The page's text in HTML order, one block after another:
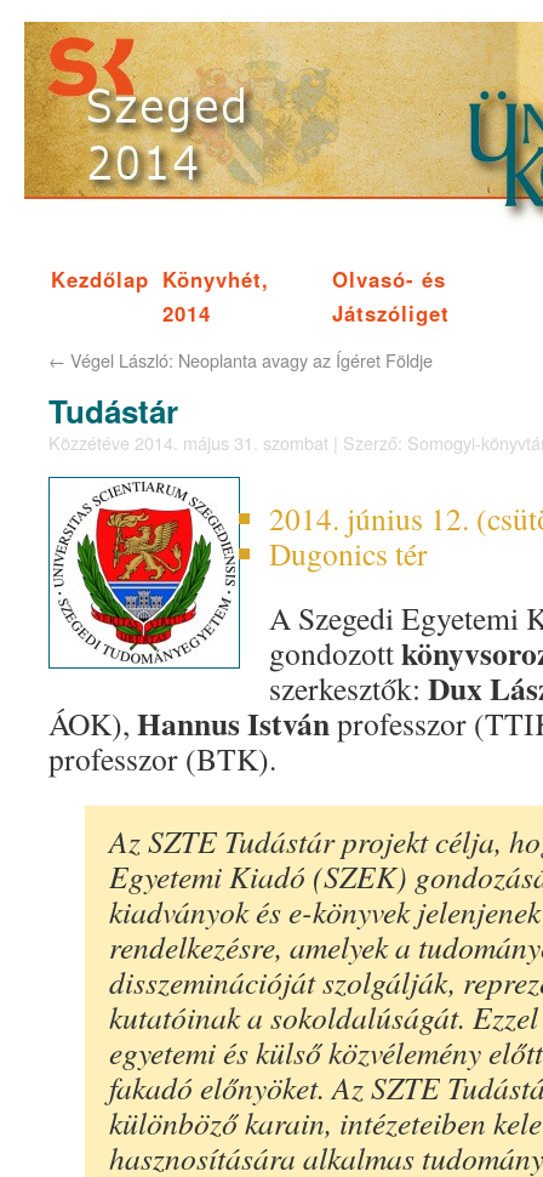
Kezdőlap Könyvhét,
2014
Olvasó- és
Játszóliget
← Végel László: Neoplanta avagy az Ígéret Földje
Tudástár
Közzétéve 2014. május 31. szombat | Szerző: Somogyi-
2014. június 12.
Dugonics tér
A Szegedi Egyetemi
gondozott
szerkesztők: Dux
ÁOK), Hannus Istvánprofesszor
professzor (BTK).
Az SZTE Tudástár projekt célja,
Egyetemi Kiadó (SZEK)
kiadványok és e-könyvek
rendelkezésre, amelyek a
disszeminációját szolgálják,
kutatóinak a sokoldalúságát.
egyetemi és külső közvélemény
fakadó előnyöket. Az SZTE
különböző karain, intézeteiben
hasznosítására alkalmas